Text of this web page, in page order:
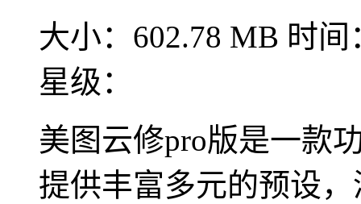
大小：602.78 MB 时间
星级：
美图云修pro版是一款
提供丰富多元的预设